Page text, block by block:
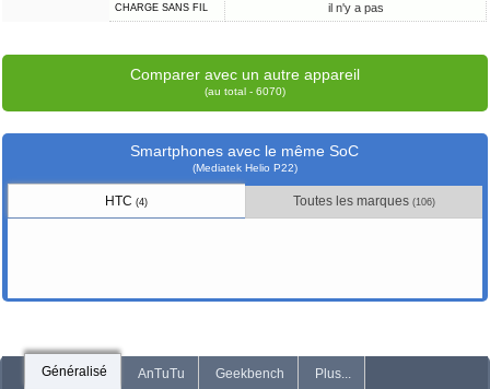
CHARGE SANS FIL il n'y a pas
Comparer avec un autre appareil
(au total - 6070)
Smartphones avec le même SoC
(Mediatek Helio P22)
HTC(4) Toutes les marques (106)
Généralisé AnTuTu Geekbench Plus...